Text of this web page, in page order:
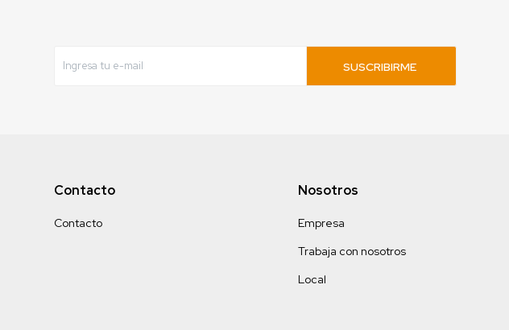
SUSCRIBIRME
Contacto
Contacto
Nosotros
Empresa
Trabaja con nosotros
Local